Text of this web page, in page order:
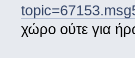
χώρο ούτε για